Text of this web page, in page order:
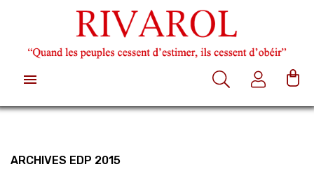

ARCHIVES EDP 2015